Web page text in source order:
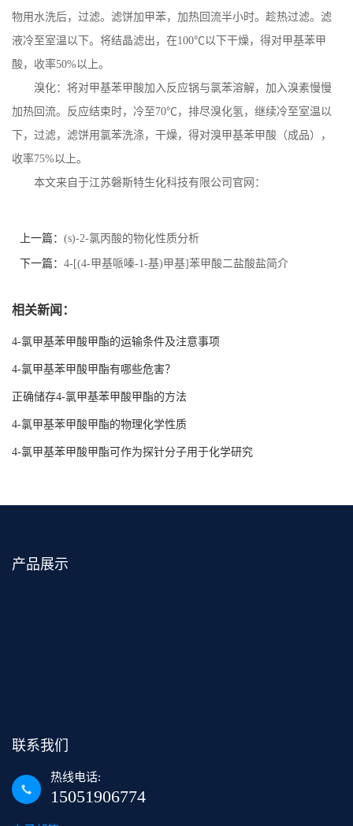
物用水洗后，过滤。滤饼加甲苯，加热回流半小时。趁热过滤。滤
液冷至室温以下。将结晶滤出，在100℃以下干燥，得对甲基苯甲
酸，收率50%以上。
溴化：将对甲基苯甲酸加入反应锅与氯苯溶解，加入溴素慢慢
加热回流。反应结束时，冷至70℃，排尽溴化氢，继续冷至室温以
下，过滤，滤饼用氯苯洗涤，干燥，得对溴甲基苯甲酸（成品），
收率75%以上。
本文来自于江苏磐斯特生化科技有限公司官网：
上一篇： (s)-2-氯丙酸的物化性质分析
下一篇： 4-[(4-甲基哌嗪-1-基)甲基]苯甲酸二盐酸盐简介
相关新闻：
4-氯甲基苯甲酸甲酯的运输条件及注意事项
4-氯甲基苯甲酸甲酯有哪些危害？
正确储存4-氯甲基苯甲酸甲酯的方法
4-氯甲基苯甲酸甲酯的物理化学性质
4-氯甲基苯甲酸甲酯可作为探针分子用于化学研究
产品展示
联系我们
热线电话:
15051906774